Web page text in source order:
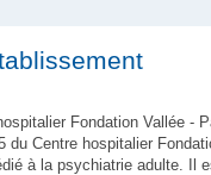
Fondation Vallée -
du Centre hospitalier
à la psychiatrie adulte. Il